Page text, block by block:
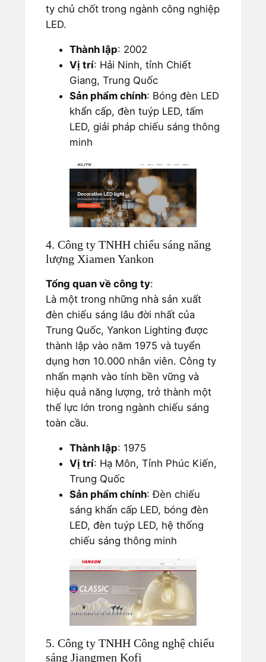
ty chủ chốt trong ngành công nghiệp
LED.
Thành lập: 2002
Vị trí: Hải Ninh, tỉnh Chiết
Giang, Trung Quốc
Sản phẩm chính: Bóng đèn LED
khẩn cấp, đèn tuýp LED, tấm
LED, giải pháp chiếu sáng thông
minh
4. Công ty TNHH chiếu sáng năng
lượng Xiamen Yankon
Tổng quan về công ty:
Là một trong những nhà sản xuất
đèn chiếu sáng lâu đời nhất của
Trung Quốc, Yankon Lighting được
thành lập vào năm 1975 và tuyển
dụng hơn 10.000 nhân viên. Công ty
nhấn mạnh vào tính bền vững và
hiệu quả năng lượng, trở thành một
thế lực lớn trong ngành chiếu sáng
toàn cầu.
Thành lập: 1975
Vị trí: Hạ Môn, Tỉnh Phúc Kiến,
Trung Quốc
Sản phẩm chính: Đèn chiếu
sáng khẩn cấp LED, bóng đèn
LED, đèn tuýp LED, hệ thống
chiếu sáng thông minh
5. Công ty TNHH Công nghệ chiếu
sáng Jiangmen Kofi